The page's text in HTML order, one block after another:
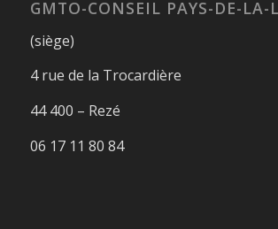
GMTO-CONSEIL PAYS-DE-LA-
(siège)
4 rue de la Trocardière
44 400 – Rezé
06 17 11 80 84